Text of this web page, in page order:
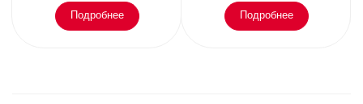
Подробнее Подробнее